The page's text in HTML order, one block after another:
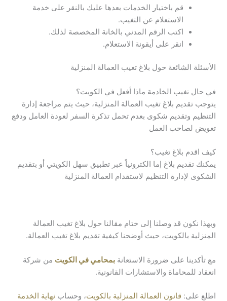
قم باختيار الخدمات بعدها عليك بالنقر على خدمة
الاستعلام عن التغيب.
اكتب الرقم المدني بالخانة المخصصة لذلك.
انقر على أيقونة الاستعلام.
الأسئلة الشائعة حول بلاغ تغيب العمالة المنزلية
في حال تغيب الخادمة ماذا أفعل في الكويت؟
يتوجب تقديم بلاغ تغيب العمالة المنزلية، حيث يتم مراجعة إدارة
التنظيم وتقديم شكوى بعدم تحمل تذكرة السفر لعودة العامل ودفع
تعويض لصاحب العمل
كيف اقدم بلاغ تغيب؟
يمكنك تقديم بلاغ إما الكترونياً عبر تطبيق سهل الكويتي أو بتقديم
الشكوى لإدارة التنظيم لاستقدام العمالة المنزلية
وبهذا نكون قد وصلنا إلى ختام مقالنا حول بلاغ تغيب العمالة
المنزلية بالكويت، حيث أوضحنا كيفية تقديم بلاغ تغيب العمالة.
مع تأكدينا على ضرورة الاستعانةبمحامي في الكويت من شركة
انعقاد للمحاماة والاستشارات القانونية.
اطلع على: قانون العمالة المنزلية بالكويت، وحساب نهاية الخدمة